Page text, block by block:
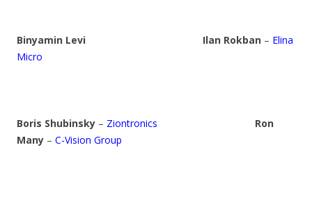
Binyamin Levi Ilan Rokban – Elina
Micro
Boris Shubinsky – Ziontronics
Ron
Many – C-Vision Group